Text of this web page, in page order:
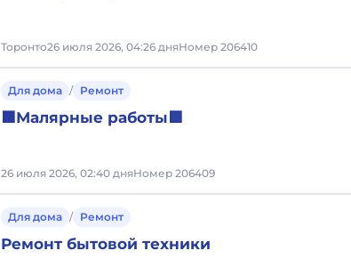
Торонто26 июля 2026, 04:26 дняНомер 206410
Для дома / Ремонт
🟧Малярные работы🟩
26 июля 2026, 02:40 дняНомер 206409
Для дома / Ремонт
Ремонт бытовой техники